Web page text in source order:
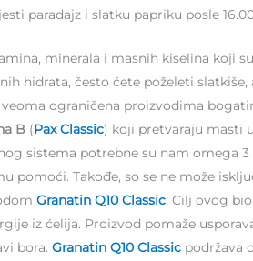
paradajz i slatku papriku posle
minerala i masnih kiselina koji
hidrata, često ćete poželeti
ograničena proizvodima
B (Pax Classic) koji pretvaraju masti
sistema potrebne su nam omega
pomoći. Takođe, so se ne može
Granatin Q10 Classic. Cilj ovog
iz ćelija. Proizvod pomaže
bora.Granatin Q10 Classic podržava